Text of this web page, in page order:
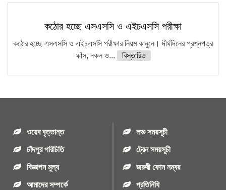
কঠোর হচ্ছে এসএসসি ও এইচএসসি পরীক্ষা
কঠোর হচ্ছে এসএসসি ও এইচএসসি পরীক্ষার নিয়ম কানুনে। দীর্ঘদিনের প্রশ্নপত্র
ফাঁস, নকল ও...
বিস্তারিত
ওয়েব বৃত্তান্ত
চাঁদপুর পরিচিতি
বিজ্ঞাপন মুল্য
আমাদের সম্পর্কে
লঞ্চ সময়সূচী
ট্রেন সময়সূচী
জরুরী ফোন নম্বর
প্রতিনিধি